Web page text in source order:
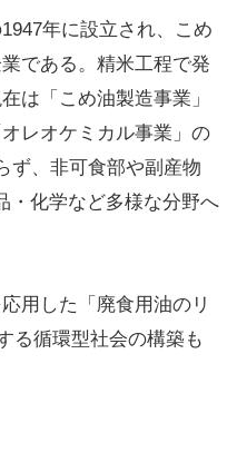
年に設立され、こめ
である。精米工程で発
は「こめ油製造事業」
レオケミカル事業」の
ず、非可食部や副産物
・化学など多様な分野へ
用した「廃食用油のリ
る循環型社会の構築も